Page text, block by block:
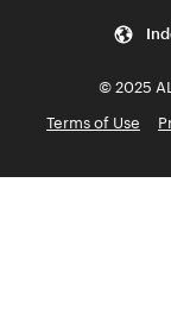
© 2025
Terms of Use